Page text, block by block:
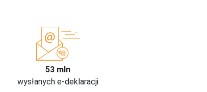
53 mln
wysłanych e-deklaracji